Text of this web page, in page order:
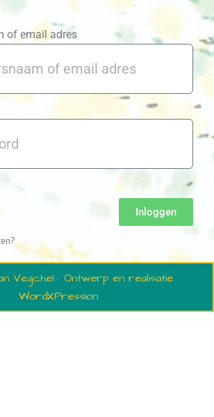
of email adres
Inloggen
Vegchel · Ontwerp en realisatie
WordXPression